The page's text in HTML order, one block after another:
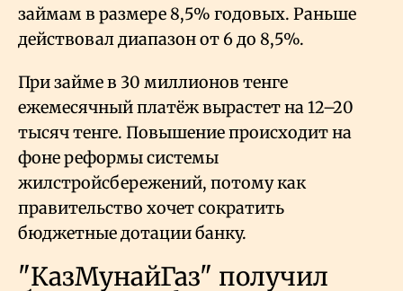
займам в размере 8,5% годовых. Раньше
действовал диапазон от 6 до 8,5%.
При займе в 30 миллионов тенге
ежемесячный платёж вырастет на 12–20
тысяч тенге. Повышение происходит на
фоне реформы системы
жилстройсбережений, потому как
правительство хочет сократить
бюджетные дотации банку.
"КазМунайГаз" получил